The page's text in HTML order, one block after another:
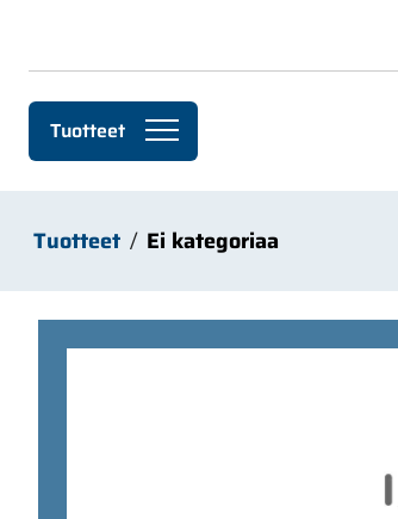
Tuotteet
Tuotteet Ei kategoriaa
Ohita kuvat